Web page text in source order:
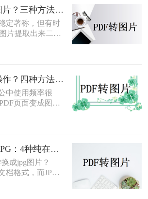
根据使用频率、
习惯快速选择最
PDF怎么转JPG图片？三种方法对比，一看就懂！
定著称，但有时
片提取出来二次
式用于网页、
怎么转JPG图
作步骤，您可根
量要求和隐私需
PDF转JPG怎么操作？四种方法实测对比，附各场景最优选！
中使用频率很
页面变成图片
上传到只接受图
得做格式转换。
——截图法可能
有隐私顾虑，专
选错方法不仅浪
画质差的图片。
不装软件PDF转JPG：4种纯在线方案的转换效果和速度对比！
成jpg图片？
档格式，而JPG
式。有时候，我
换成JPG图片。